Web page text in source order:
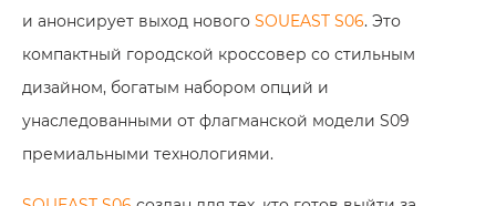
и анонсирует выход нового SOUEAST S06. Это
компактный городской кроссовер со стильным
дизайном, богатым набором опций и
унаследованными от флагманской модели S09
премиальными технологиями.